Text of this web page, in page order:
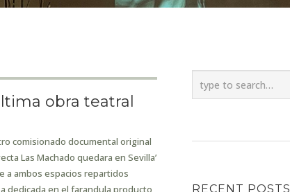
obra teatral
comisionado documental original
Las Machado quedara en Sevilla’
ambos espacios repartidos
dedicada en el farandula producto
RECENT POSTS